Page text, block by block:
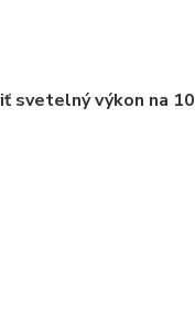
svetelný výkon na